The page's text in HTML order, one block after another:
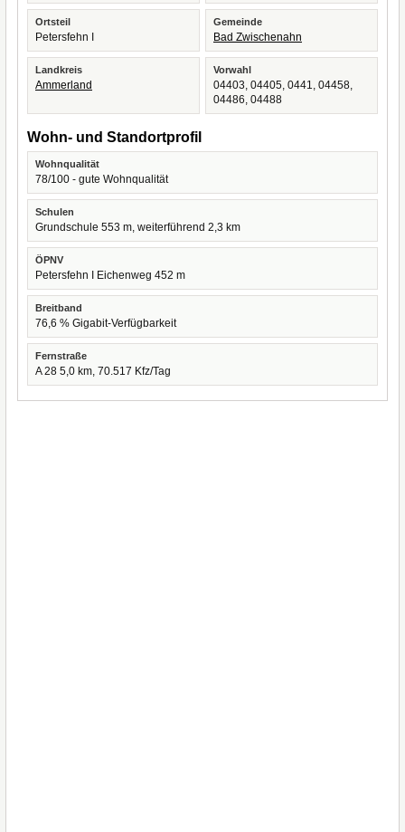
Ortsteil
Petersfehn I
Gemeinde
Bad Zwischenahn
Landkreis
Ammerland
Vorwahl
04403, 04405, 0441, 04458,
04486, 04488
Wohn- und Standortprofil
Wohnqualität
78/100 - gute Wohnqualität
Schulen
Grundschule 553 m, weiterführend 2,3 km
ÖPNV
Petersfehn I Eichenweg 452 m
Breitband
76,6 % Gigabit-Verfügbarkeit
Fernstraße
A 28 5,0 km, 70.517 Kfz/Tag